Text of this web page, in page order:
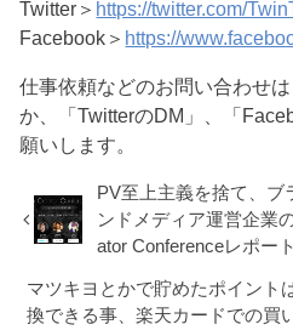
Twitter＞ https://twitter.com/
Facebook＞ https://
仕事依頼などのお問い合わせ
か、「TwitterのDM」、「
願いします。
PV至上主義を捨て、ブ
ンドメディア運営企業
ator Conferenceレポー
マツキヨとかで貯めたポイント
換できる事、楽天カードでの買